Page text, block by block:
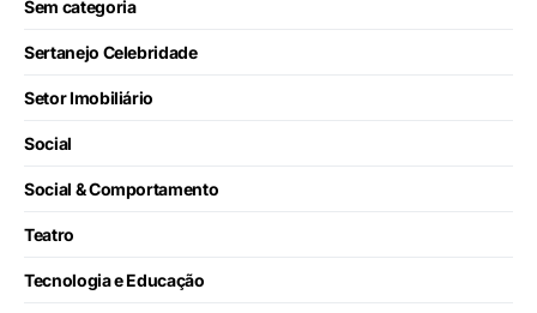
Sem categoria
Sertanejo Celebridade
Setor Imobiliário
Social
Social & Comportamento
Teatro
Tecnologia e Educação